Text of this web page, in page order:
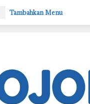
Tambahkan Menu